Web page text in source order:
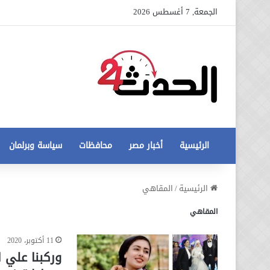
الجمعة, 7 أغسطس 2026
الرئيسية أخبار مصر محافظات سياسة وبرلمان
الرئيسية/المقاهي
المقاهي
11 أكتوبر، 2020
وركبنا
أزمة
مخالفات
البناء
12 أغسطس، 2020
عاجل تطورات جديدة في